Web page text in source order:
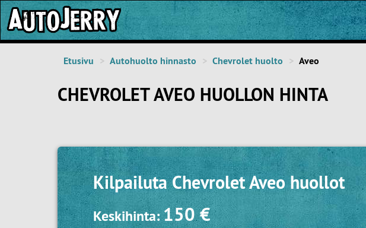
Etusivu Autohuolto hinnasto Chevrolet huolto Aveo
CHEVROLET AVEO HUOLLON HINTA
KilpailutaChevrolet Aveo huollot
Keskihinta:150 €